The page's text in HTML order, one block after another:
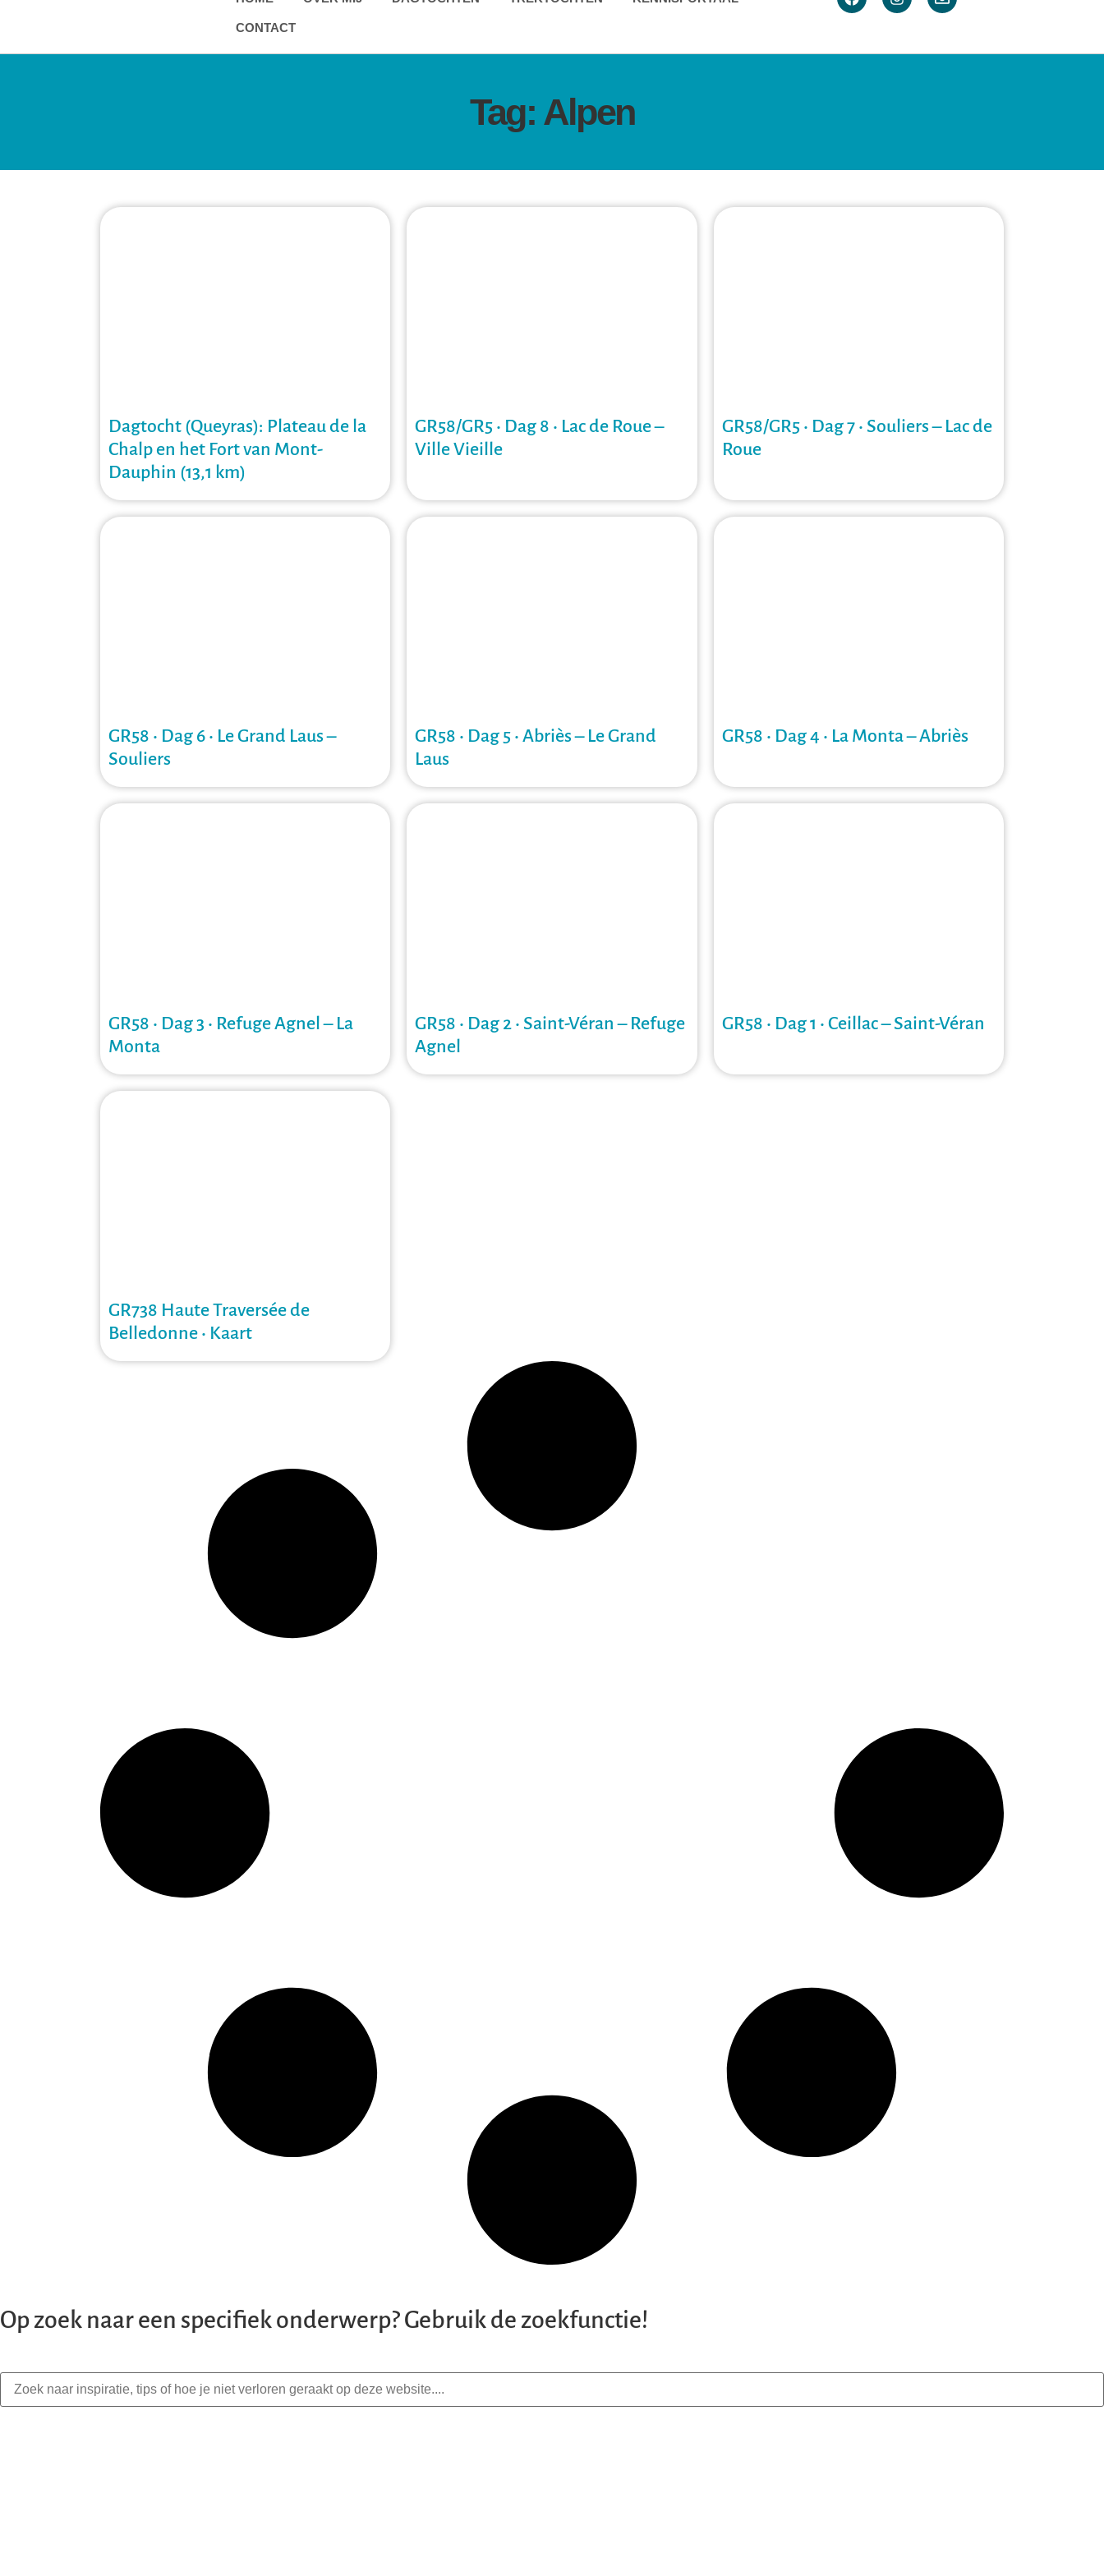
CONTACT
Tag: Alpen
Dagtocht (Queyras): Plateau de la
Chalp en het Fort van Mont-
Dauphin (13,1 km)
GR58/GR5 • Dag 8 • Lac de Roue –
Ville Vieille
GR58/GR5 • Dag 7 • Souliers – Lac de
Roue
GR58 • Dag 6 • Le Grand Laus –
Souliers
GR58 • Dag 5 • Abriès – Le Grand
Laus
GR58 • Dag 4 • La Monta – Abriès
GR58 • Dag 3 • Refuge Agnel – La
Monta
GR58 • Dag 2 • Saint-Véran – Refuge
Agnel
GR58 • Dag 1 • Ceillac – Saint-Véran
GR738 Haute Traversée de
Belledonne • Kaart
Op zoek naar een specifiek onderwerp? Gebruik de zoekfunctie!